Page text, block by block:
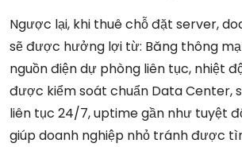
Ngược lại, khi thuê chỗ đặt server,
sẽ được hưởng lợi từ: Băng thông
nguồn điện dự phòng liên tục, nhiệt
được kiểm soát chuẩn Data Center,
liên tục 24/7, uptime gần như tuyệt
giúp doanh nghiệp nhỏ tránh được